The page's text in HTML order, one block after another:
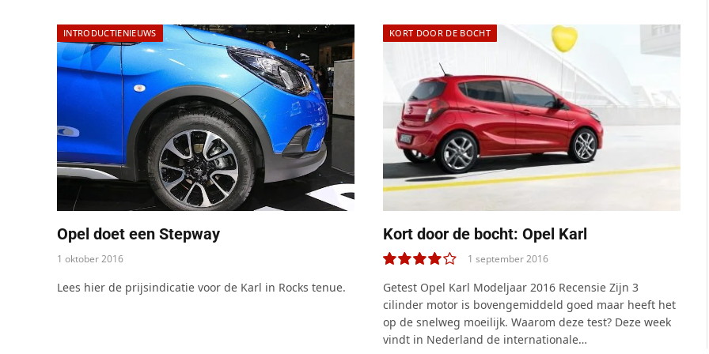
INTRODUCTIENIEUWS
Opel doet een Stepway
1 oktober 2016
Lees hier de prijsindicatie voor de Karl in Rocks tenue.
KORT DOOR DE BOCHT
Kort door de bocht: Opel Karl
8.0
1 september 2016
Getest Opel Karl Modeljaar 2016 Recensie Zijn 3
cilinder motor is bovengemiddeld goed maar heeft het
op de snelweg moeilijk. Waarom deze test? Deze week
vindt in Nederland de internationale…